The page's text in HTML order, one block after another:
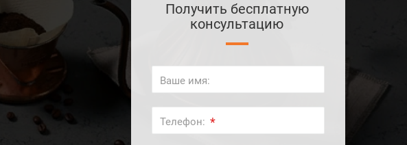
Получить бесплатную
консультацию
Ваше имя:
Телефон: *